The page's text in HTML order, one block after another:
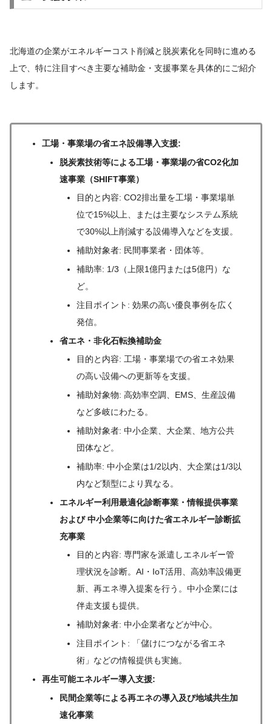
北海道の企業がエネルギーコスト削減と脱炭素化を同時に進める
上で、特に注目すべき主要な補助金・支援事業を具体的にご紹介
します。
工場・事業場の省エネ設備導入支援:
脱炭素技術等による工場・事業場の省CO2化加
速事業（SHIFT事業）
目的と内容: CO2排出量を工場・事業場単
位で15%以上、または主要なシステム系統
で30%以上削減する設備導入などを支援。
補助対象者: 民間事業者・団体等。
補助率: 1/3（上限1億円または5億円）な
ど。
注目ポイント: 効果の高い優良事例を広く
発信。
省エネ・非化石転換補助金
目的と内容: 工場・事業場での省エネ効果
の高い設備への更新等を支援。
補助対象物: 高効率空調、EMS、生産設備
など多岐にわたる。
補助対象者: 中小企業、大企業、地方公共
団体など。
補助率: 中小企業は1/2以内、大企業は1/3以
内など類型により異なる。
エネルギー利用最適化診断事業・情報提供事業
および 中小企業等に向けた省エネルギー診断拡
充事業
目的と内容: 専門家を派遣しエネルギー管
理状況を診断。AI・IoT活用、高効率設備更
新、再エネ導入提案を行う。中小企業には
伴走支援も提供。
補助対象者: 中小企業者などが中心。
注目ポイント: 「儲けにつながる省エネ
術」などの情報提供も実施。
再生可能エネルギー導入支援:
民間企業等による再エネの導入及び地域共生加
速化事業